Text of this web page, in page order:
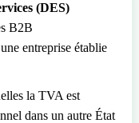
(DES)
B2B
entreprise établie
la TVA est
dans un autre État